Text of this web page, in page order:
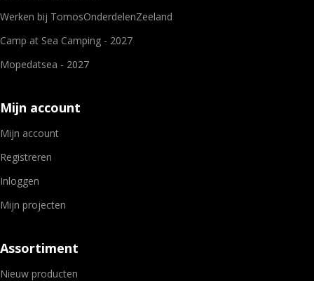
Werken bij TomosOnderdelenZeeland
Camp at Sea Camping - 2027
Mopedatsea - 2027
Mijn account
Mijn account
Registreren
Inloggen
Mijn projecten
Assortiment
Nieuw producten